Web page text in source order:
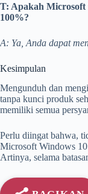
T: Apakah Microsoft
100%?
A: Ya, Anda dapat
Kesimpulan
Mengunduh dan
tanpa kunci produk
memiliki semua
Perlu diingat bahwa,
Microsoft Windows
Artinya, selama